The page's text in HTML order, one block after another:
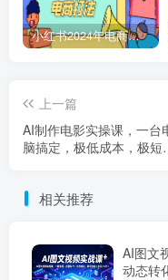
小红书2024年电商打法，手把手教你如何打爆小红书店铺
上一篇
AI制作电影实操课，一台
脑搞定，极低成本，极短
相关推荐
AI图文
动态转